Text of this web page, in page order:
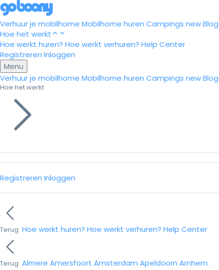
Verhuur je mobilhome Mobilhome huren Campings newBlog
Hoe het werkt
Hoe werkt huren? Hoe werkt verhuren? Help Center
Registreren Inloggen
Menu
Verhuur je mobilhome Mobilhome huren Campings newBlog
Hoe het werkt
Registreren Inloggen
Terug Hoe werkt huren? Hoe werkt verhuren? Help Center
Terug Almere Amersfoort Amsterdam Apeldoorn Arnhem